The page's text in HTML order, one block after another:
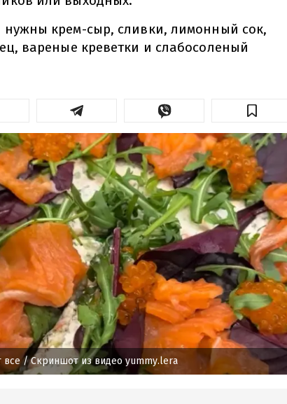
нужны крем-сыр, сливки, лимонный сок,
вареные креветки и слабосоленый
все / Скриншот из видео yummy.lera